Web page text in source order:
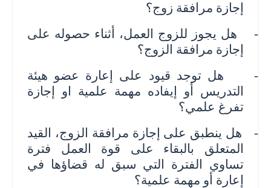
إجازة مرافقة زوج؟
-
هل يجوز للزوج العمل، أثناء حصوله على
إجازة مرافقة الزوج؟
-
هل توجد قيود على إعارة عضو هيئة
التدريس أو إيفاده مهمة علمية او إجازة
تفرغ علمي؟
-
هل ينطبق على إجازة مرافقة الزوج، القيد
المتعلق بالبقاء على قوة العمل فترة
تساوي
الفترة التي سبق له قضاؤها في
إعارة أو مهمة علمية؟